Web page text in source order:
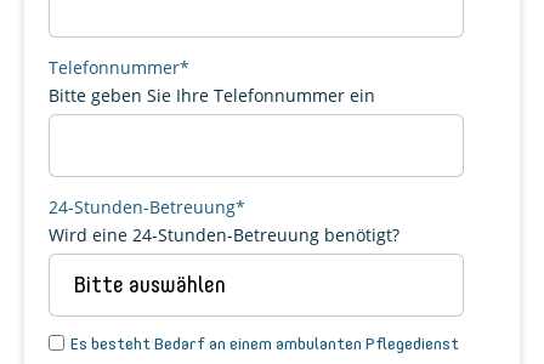
Telefonnummer*
Bitte geben Sie Ihre Telefonnummer ein
24-Stunden-Betreuung*
Wird eine 24-Stunden-Betreuung benötigt?
Es besteht Bedarf an einem ambulanten Pflegedienst